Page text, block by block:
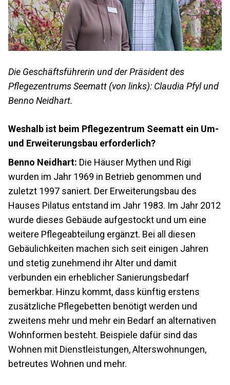
Die Geschäftsführerin und der Präsident des
Pflegezentrums Seematt (von links): Claudia Pfyl und
Benno Neidhart.
Weshalb ist beim Pflegezentrum Seematt ein Um-
und Erweiterungsbau erforderlich?
Benno Neidhart: Die Häuser Mythen und Rigi
wurden im Jahr 1969 in Betrieb genommen und
zuletzt 1997 saniert. Der Erweiterungsbau des
Hauses Pilatus entstand im Jahr 1983. Im Jahr 2012
wurde dieses Gebäude aufgestockt und um eine
weitere Pflegeabteilung ergänzt. Bei all diesen
Gebäulichkeiten machen sich seit einigen Jahren
und stetig zunehmend ihr Alter und damit
verbunden ein erheblicher Sanierungsbedarf
bemerkbar. Hinzu kommt, dass künftig erstens
zusätzliche Pflegebetten benötigt werden und
zweitens mehr und mehr ein Bedarf an alternativen
Wohnformen besteht. Beispiele dafür sind das
Wohnen mit Dienstleistungen, Alterswohnungen,
betreutes Wohnen und mehr.